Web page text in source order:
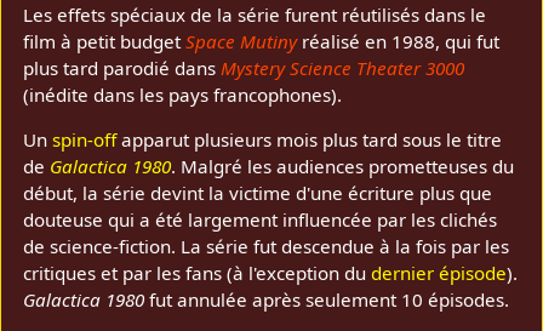
Les effets spéciaux de la série furent réutilisés dans le
film à petit budgetSpace Mutinyréalisé en 1988, qui fut
plus tard parodié dans Mystery Science Theater 3000
(inédite dans les pays francophones).
Unspin-offapparut plusieurs mois plus tard sous le titre
de Galactica 1980. Malgré les audiences prometteuses du
début, la série devint la victime d'une écriture plus que
douteuse qui a été largement influencée par les clichés
de science-fiction. La série fut descendue à la fois par les
critiques et par les fans (à l'exception dudernier épisode).
Galactica 1980 fut annulée après seulement 10 épisodes.